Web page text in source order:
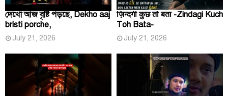
দেখো আজ বৃষ্টি পড়ছে, Dekho aaj
bristi porche,
July 21, 2026
ज़िन्दगी कुछ तो बता -Zindagi Kuch
Toh Bata-
July 21, 2026